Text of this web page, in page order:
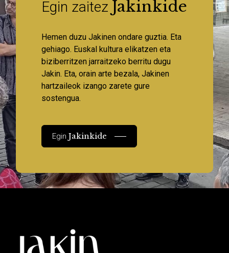
Egin zaitez Jakinkide
Hemen duzu Jakinen ondare guztia. Eta
gehiago. Euskal kultura elikatzen eta
biziberritzen jarraitzeko berritu dugu
Jakin. Eta, orain arte bezala, Jakinen
hartzaileok izango zarete gure
sostengua.
EginJakinkide